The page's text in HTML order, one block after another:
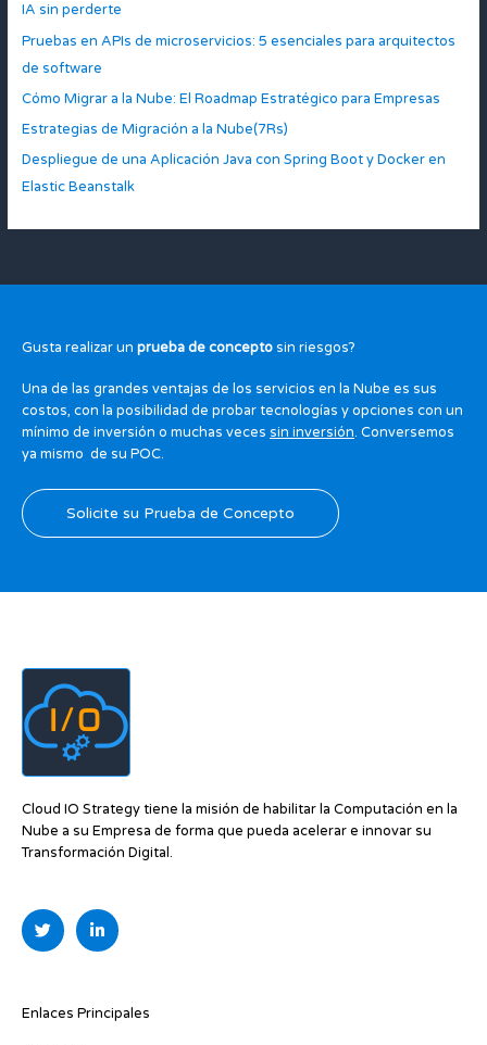
IA sin perderte
Pruebas en APIs de microservicios: 5 esenciales para arquitectos
de software
Cómo Migrar a la Nube: El Roadmap Estratégico para Empresas
Estrategias de Migración a la Nube(7Rs)
Despliegue de una Aplicación Java con Spring Boot y Docker en
Elastic Beanstalk
Gusta realizar un prueba de conceptosin riesgos?
Una de las grandes ventajas de los servicios en la Nube es sus
costos, con la posibilidad de probar tecnologías y opciones con un
mínimo de inversión o muchas veces sin inversión. Conversemos
ya mismo de su POC.
Solicite su Prueba de Concepto
Cloud IO Strategy tiene la misión de habilitar la Computación en la
Nube a su Empresa de forma que pueda acelerar e innovar su
Transformación Digital.
T
w
i
r
L
i
n
i
Enlaces Principales